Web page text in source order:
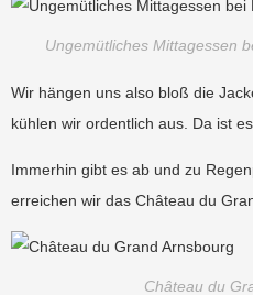
Ungemütliches Mittagessen
Wir hängen uns also bloß die
kühlen wir ordentlich aus. Da ist
Immerhin gibt es ab und zu
erreichen wir das Château du
Château du